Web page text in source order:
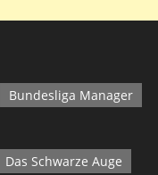
Bundesliga Manager
Das Schwarze Auge